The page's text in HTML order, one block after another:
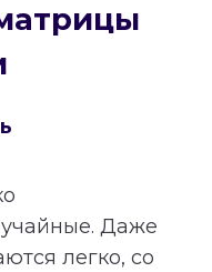
Даже
легко, со